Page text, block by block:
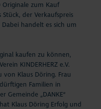
Originale zum Kauf
der Verkaufspreis
handelt es sich um
kaufen zu können,
KINDERHERZ e.V.
von Klaus Döring. Frau
Familien in
Gemeinde „DANKE“
Klaus Döring Erfolg und